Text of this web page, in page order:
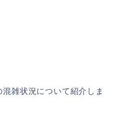
雑状況について紹介しま